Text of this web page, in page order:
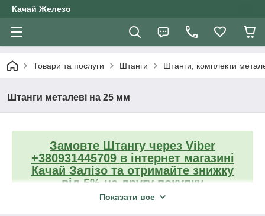
Качай Железо
Товари та послуги Штанги Штанги, комплекти
Штанги металеві на 25 мм
Замовте Штангу через Viber
+380931445709 в інтернет магазині
Качай Залізо та отримайте знижку
від 5% на другу покупку
Показати все